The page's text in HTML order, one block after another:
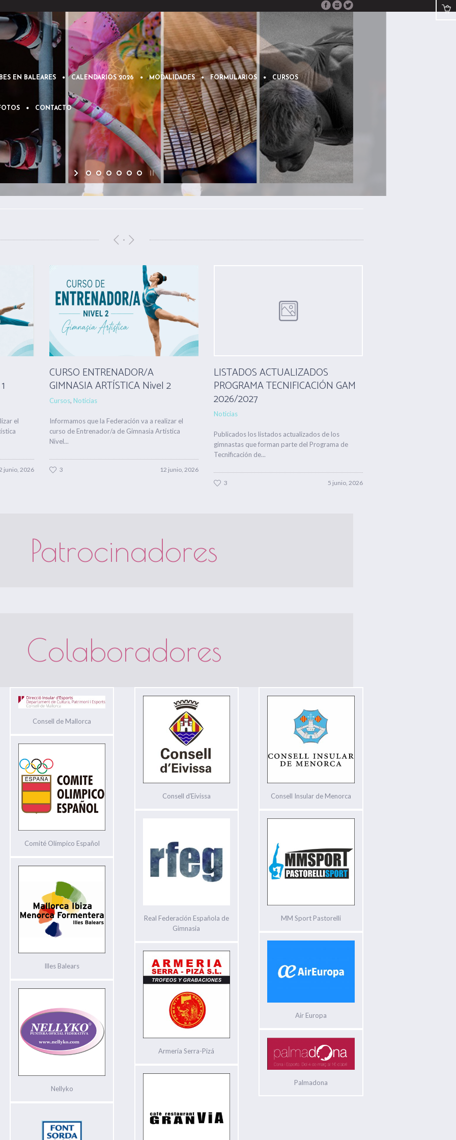
EN BALEARES CALENDARIOS 2026 MODALIDADES FORMULARIOS CURSOS
CONTACTO
el
junio, 2026
CURSO ENTRENADOR/A
GIMNASIA ARTÍSTICA Nivel 2
Cursos, Noticias
Informamos que la Federación va a realizar el
curso de Entrenador/a de Gimnasia Artística
Nivel...
3 12 junio, 2026
LISTADOS ACTUALIZADOS
PROGRAMA TECNIFICACIÓN GAM
2026/2027
Noticias
Publicados los listados actualizados de los
gimnastas que forman parte del Programa de
Tecnificación de...
3 5 junio, 2026
Patrocinadores
Colaboradores
Consell de Mallorca
Comité Olímpico Español
Illes Balears
Nellyko
Consell d′Eivissa
Real Federación Española de
Gimnasia
Armería Serra-Pizá
Consell Insular de Menorca
MM Sport Pastorelli
Air Europa
Palmadona